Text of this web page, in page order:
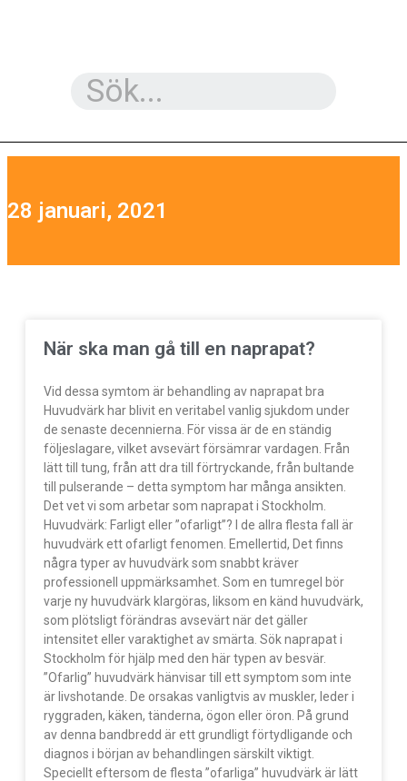
28 januari, 2021
När ska man gå till en naprapat?
Vid dessa symtom är behandling av naprapat bra
Huvudvärk har blivit en veritabel vanlig sjukdom under
de senaste decennierna. För vissa är de en ständig
följeslagare, vilket avsevärt försämrar vardagen. Från
lätt till tung, från att dra till förtryckande, från bultande
till pulserande – detta symptom har många ansikten.
Det vet vi som arbetar som naprapat i Stockholm.
Huvudvärk: Farligt eller ”ofarligt”? I de allra flesta fall är
huvudvärk ett ofarligt fenomen. Emellertid, Det finns
några typer av huvudvärk som snabbt kräver
professionell uppmärksamhet. Som en tumregel bör
varje ny huvudvärk klargöras, liksom en känd huvudvärk,
som plötsligt förändras avsevärt när det gäller
intensitet eller varaktighet av smärta. Sök naprapat i
Stockholm för hjälp med den här typen av besvär.
”Ofarlig” huvudvärk hänvisar till ett symptom som inte
är livshotande. De orsakas vanligtvis av muskler, leder i
ryggraden, käken, tänderna, ögon eller öron. På grund
av denna bandbredd är ett grundligt förtydligande och
diagnos i början av behandlingen särskilt viktigt.
Speciellt eftersom de flesta ”ofarliga” huvudvärk är lätt